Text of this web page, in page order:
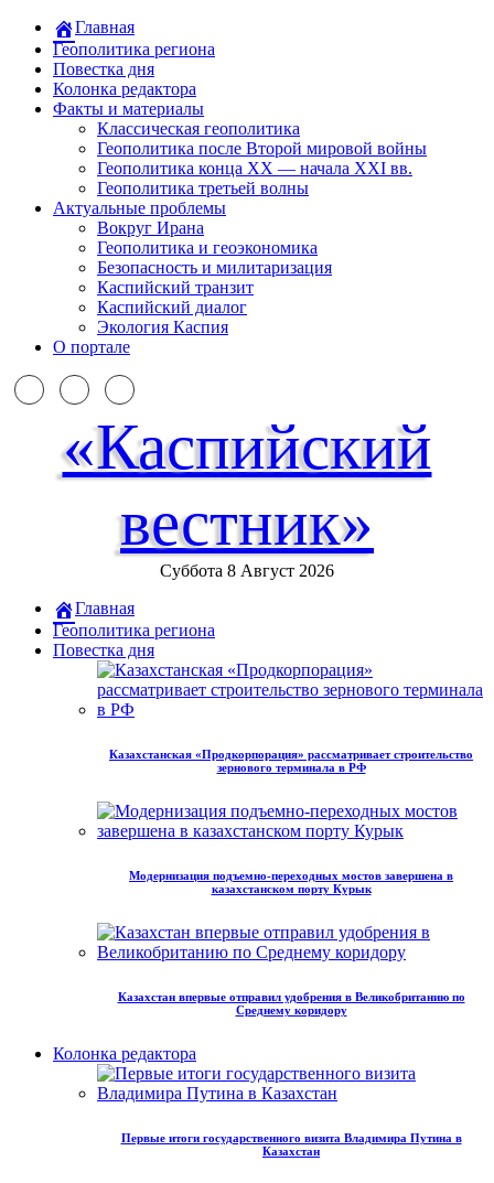
Главная
Геополитика региона
Повестка дня
Колонка редактора
Факты и материалы
Классическая геополитика
Геополитика после Второй мировой войны
Геополитика конца XX — начала XXI вв.
Геополитика третьей волны
Актуальные проблемы
Вокруг Ирана
Геополитика и геоэкономика
Безопасность и милитаризация
Каспийский транзит
Каспийский диалог
Экология Каспия
О портале
«Каспийский
вестник»
Суббота 8 Август 2026
Главная
Геополитика региона
Повестка дня
Казахстанская «Продкорпорация» рассматривает строительство
зернового терминала в РФ
Модернизация подъемно-переходных мостов завершена в
казахстанском порту Курык
Казахстан впервые отправил удобрения в Великобританию по
Среднему коридору
Колонка редактора
Первые итоги государственного визита Владимира Путина в
Казахстан